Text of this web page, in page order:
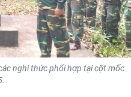
nghi thức phối hợp tại cột mốc